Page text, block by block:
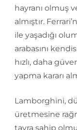
hayranı olmuş
almıştır.
ile yaşadığı
arabasını
hızlı, daha
yapma kararı
Lamborghini,
üretmesine
tavra sahip